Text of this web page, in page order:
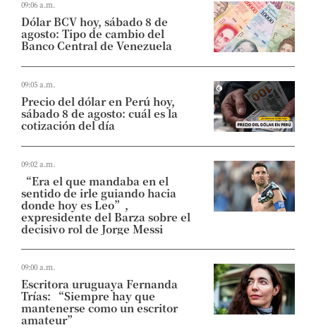
09:06 a.m.
Dólar BCV hoy, sábado 8 de
agosto: Tipo de cambio del
Banco Central de Venezuela
09:05 a.m.
Precio del dólar en Perú hoy,
sábado 8 de agosto: cuál es la
cotización del día
09:02 a.m.
“Era el que mandaba en el
sentido de irle guiando hacia
donde hoy es Leo”,
expresidente del Barza sobre el
decisivo rol de Jorge Messi
09:00 a.m.
Escritora uruguaya Fernanda
Trías: “Siempre hay que
mantenerse como un escritor
amateur”